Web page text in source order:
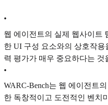
•
웹 에이전트의 실제 웹사이트
한 UI 구성 요소와의 상호작
력 평가가 매우 중요하다는 것
•
WARC-Bench는 웹 에이전트
한 독창적이고 도전적인 벤치